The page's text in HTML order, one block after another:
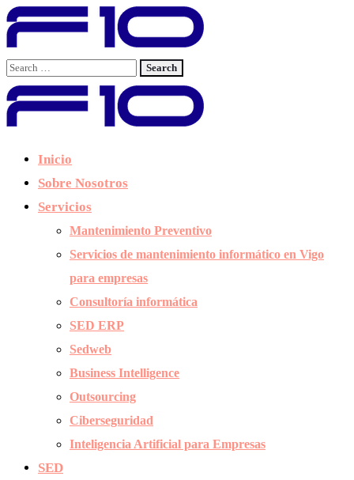
Inicio
Sobre Nosotros
Servicios
Mantenimiento Preventivo
Servicios de mantenimiento informático en Vigo
para empresas
Consultoría informática
SED ERP
Sedweb
Business Intelligence
Outsourcing
Ciberseguridad
Inteligencia Artificial para Empresas
SED